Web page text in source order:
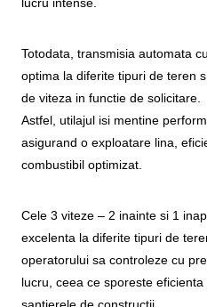
Totodata, transmisia automata
optima la diferite tipuri de teren
de viteza in functie de solicitare.
Astfel, utilajul isi mentine
asigurand o exploatare lina,
combustibil optimizat.
Cele 3 viteze – 2 inainte si 1
excelenta la diferite tipuri de
operatorului sa controleze cu
lucru, ceea ce sporeste